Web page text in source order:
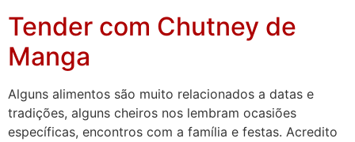
Tender com Chutney de
Manga
Alguns alimentos são muito relacionados a datas e
tradições, alguns cheiros nos lembram ocasiões
específicas, encontros com a família e festas. Acredito